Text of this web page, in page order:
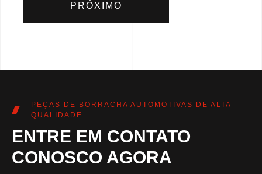
PRÓXIMO
PEÇAS DE BORRACHA AUTOMOTIVAS DE ALTA
QUALIDADE
ENTRE EM CONTATO
CONOSCO AGORA